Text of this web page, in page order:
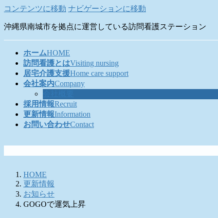
コンテンツに移動 ナビゲーションに移動
沖縄県南城市を拠点に運営している訪問看護ステーション
ホームHOME
訪問看護とはVisiting nursing
居宅介護支援Home care support
会社案内Company
採用情報Recruit
更新情報Information
お問い合わせContact
HOME
更新情報
お知らせ
GOGOで運気上昇